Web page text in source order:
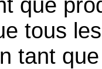
tous
tant